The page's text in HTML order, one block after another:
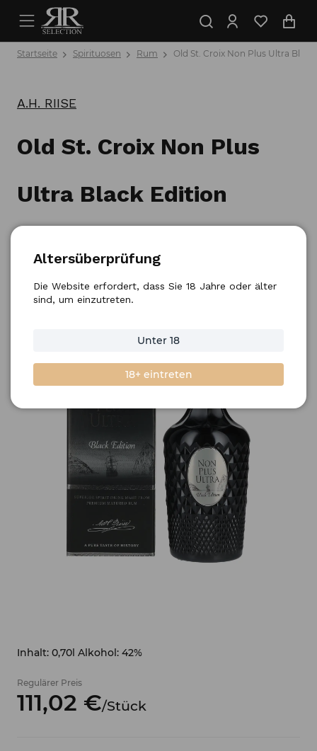
Startseite Spirituosen Rum Old St. Croix Non Plus Ultra
A.H. RIISE
Old St. Croix Non Plus
Ultra Black Edition
Produktnummer: 5744005060670
Inhalt: 0,70l Alkohol: 42%
Regulärer Preis
111,02 €/Stück
Altersüberprüfung
Die Website erfordert, dass Sie 18 Jahre oder älter
sind, um einzutreten.
Unter 18
18+ eintreten